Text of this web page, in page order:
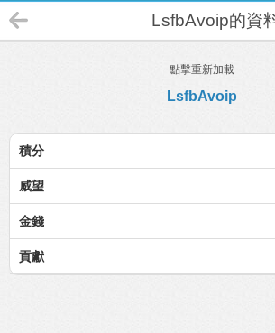
LsfbAvoip的資
點擊重新加載
LsfbAvoip
積分
威望
金錢
貢獻